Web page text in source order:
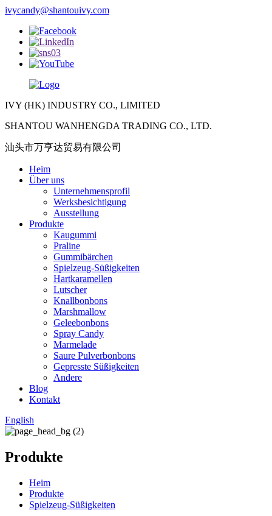
ivycandy@shantouivy.com
IVY (HK) INDUSTRY CO., LIMITED
SHANTOU WANHENGDA TRADING CO., LTD.
汕头市万亨达贸易有限公司
Heim
Über uns
Unternehmensprofil
Werksbesichtigung
Ausstellung
Produkte
Kaugummi
Praline
Gummibärchen
Spielzeug-Süßigkeiten
Hartkaramellen
Lutscher
Knallbonbons
Marshmallow
Geleebonbons
Spray Candy
Marmelade
Saure Pulverbonbons
Gepresste Süßigkeiten
Andere
Blog
Kontakt
English
Produkte
Heim
Produkte
Spielzeug-Süßigkeiten